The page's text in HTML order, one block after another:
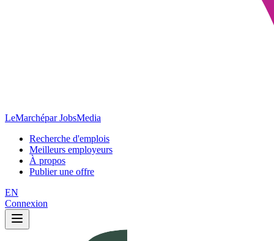
LeMarchépar JobsMedia
Recherche d'emplois
Meilleurs employeurs
À propos
Publier une offre
EN
Connexion